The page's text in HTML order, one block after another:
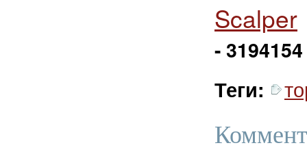
Scalper
- 3194154
Теги: